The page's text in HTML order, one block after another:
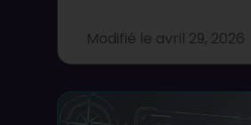
Modifié le avril 29, 2026